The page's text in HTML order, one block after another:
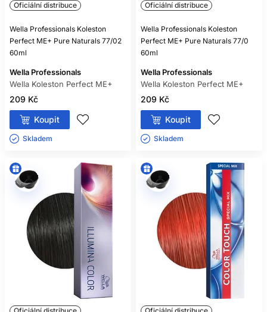
Oficiální distribuce
Wella Professionals Koleston
Perfect ME+ Pure Naturals 77/02
60ml
Wella Professionals
Wella Koleston Perfect ME+
209 Kč
Koupit
Skladem ㅤ
Oficiální distribuce
Wella Professionals Koleston
Perfect ME+ Pure Naturals 77/0
60ml
Wella Professionals
Wella Koleston Perfect ME+
209 Kč
Koupit
Skladem ㅤ